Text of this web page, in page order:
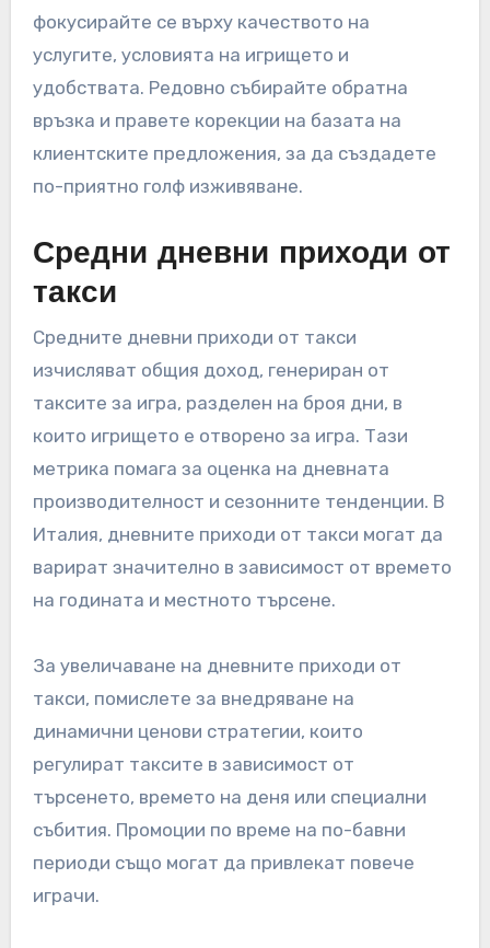
фокусирайте се върху качеството на
услугите, условията на игрището и
удобствата. Редовно събирайте обратна
връзка и правете корекции на базата на
клиентските предложения, за да създадете
по-приятно голф изживяване.
Средни дневни приходи от
такси
Средните дневни приходи от такси
изчисляват общия доход, генериран от
таксите за игра, разделен на броя дни, в
които игрището е отворено за игра. Тази
метрика помага за оценка на дневната
производителност и сезонните тенденции. В
Италия, дневните приходи от такси могат да
варират значително в зависимост от времето
на годината и местното търсене.
За увеличаване на дневните приходи от
такси, помислете за внедряване на
динамични ценови стратегии, които
регулират таксите в зависимост от
търсенето, времето на деня или специални
събития. Промоции по време на по-бавни
периоди също могат да привлекат повече
играчи.